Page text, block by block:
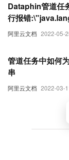
阿里云文档 2022-05-
Dataphin管道任
行报错
[DlinkTrans-字段
阿里云文档 2022-03-
管道任务中如何
串